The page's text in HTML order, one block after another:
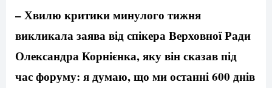
– Хвилю критики минулого тижня
викликала заява від спікера Верховної Ради
Олександра Корнієнка, яку він сказав під
час форуму: я думаю, що ми останні 600 днів